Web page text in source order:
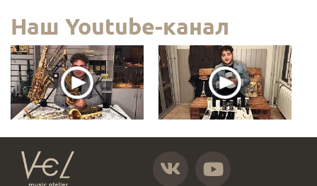
Наш Youtube-канал